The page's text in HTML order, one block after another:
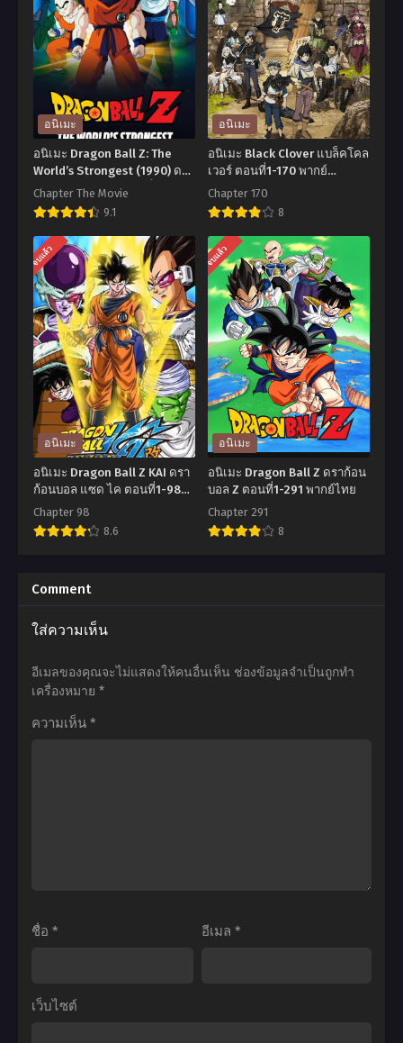
อนิเมะ
อนิเมะ Dragon Ball Z: The
World’s Strongest (1990) ดรา
ก้อนบอลแซด เดอะมูฟวี่ 02:
ยอดยุทธหนึ่งในใต้หล้า พากย์
ไทย
Chapter The Movie
9.1
อ
นิ
เมะ
Dragon
Ball
Z:
The
World’s
Strongest
(1990)
ดรา
ก้อน
บอล
เดอะ
มูฟ
วี่
ยอด
หนึ่ง
อนิเมะ
อนิเมะ Black Clover แบล็คโคล
เวอร์ ตอนที่1-170 พากย์
ไทย+ซับไทย
Chapter 170
8
อ
นิ
เมะ
Black
Clover
แบ
ล็ค
โคล
เวอร์
ตอน
ที่1-
170
พากย์
จบแล้ว
อนิเมะ
อนิเมะ Dragon Ball Z KAI ดรา
ก้อนบอล แซด ไค ตอนที่1-98
พากย์ไทย
Chapter 98
8.6
นิ
เมะ
Dragon
Z
ดรา
พากย์
จบแล้ว
อนิเมะ
อนิเมะ Dragon Ball Z ดราก้อน
บอล Z ตอนที่1-291 พากย์ไทย
Chapter 291
8
เมะ
Ball
Comment
ใส่ความเห็น
อีเมลของคุณจะไม่แสดงให้คนอื่นเห็น ช่องข้อมูลจำเป็นถูกทำ
เครื่องหมาย *
ความเห็น *
ชื่อ * อีเมล *
เว็บไซต์